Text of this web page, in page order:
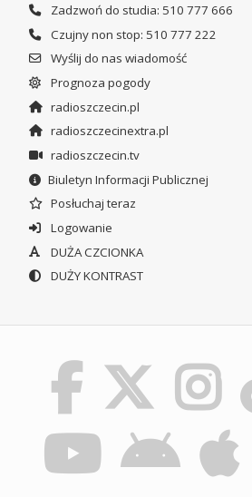
Zadzwoń do studia: 510 777 666
Czujny non stop: 510 777 222
Wyślij do nas wiadomość
Prognoza pogody
radioszczecin.pl
radioszczecinextra.pl
radioszczecin.tv
Biuletyn Informacji Publicznej
Posłuchaj teraz
Logowanie
DUŻA CZCIONKA
DUŻY KONTRAST